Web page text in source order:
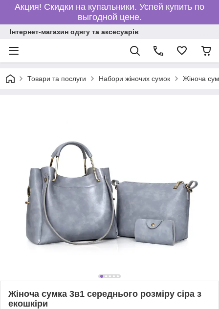
Акция! Скидки на купальники. Успей купить по
выгодной цене.
Інтернет-магазин одягу та аксесуарів
Товари та послуги Набори жіночих сумок Жіноча
Жіноча сумка 3в1 середнього розміру сіра з
екошкіри